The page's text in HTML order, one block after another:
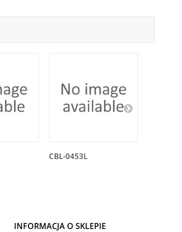
CBL-0453L
INFORMACJA O SKLEPIE